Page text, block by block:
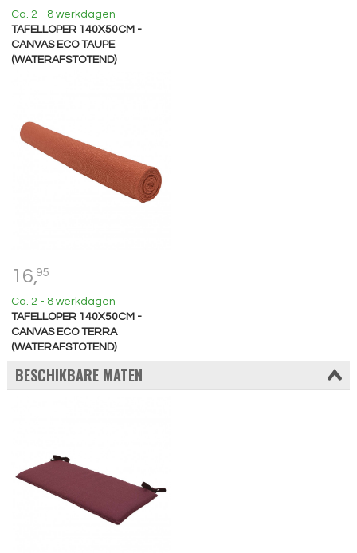
Ca. 2 - 8 werkdagen
TAFELLOPER 140X50CM -
CANVAS ECO TAUPE
(WATERAFSTOTEND)
16,95
Ca. 2 - 8 werkdagen
TAFELLOPER 140X50CM -
CANVAS ECO TERRA
(WATERAFSTOTEND)
BESCHIKBARE MATEN